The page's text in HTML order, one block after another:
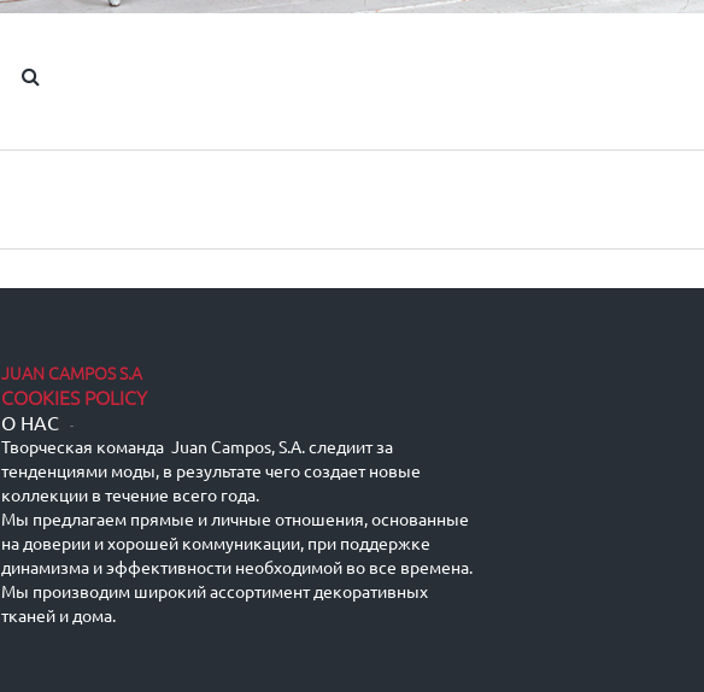
JUAN CAMPOS S.A
COOKIES POLICY
О НАС -
Творческая команда Juan Campos, S.A. следиит за
тенденциями моды, в результате чего создает новые
коллекции в течение всего года.
Мы предлагаем прямые и личные отношения, основанные
на доверии и хорошей коммуникации, при поддержке
динамизма и эффективности необходимой во все времена.
Мы производим широкий ассортимент декоративных
тканей и дома.